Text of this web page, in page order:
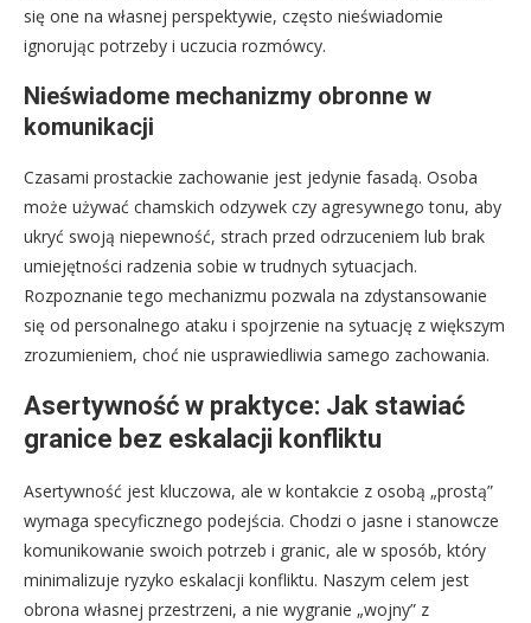
się one na własnej perspektywie, często nieświadomie
ignorując potrzeby i uczucia rozmówcy.
Nieświadome mechanizmy obronne w
komunikacji
Czasami prostackie zachowanie jest jedynie fasadą. Osoba
może używać chamskich odzywek czy agresywnego tonu, aby
ukryć swoją niepewność, strach przed odrzuceniem lub brak
umiejętności radzenia sobie w trudnych sytuacjach.
Rozpoznanie tego mechanizmu pozwala na zdystansowanie
się od personalnego ataku i spojrzenie na sytuację z większym
zrozumieniem, choć nie usprawiedliwia samego zachowania.
Asertywność w praktyce: Jak stawiać
granice bez eskalacji konfliktu
Asertywność jest kluczowa, ale w kontakcie z osobą „prostą”
wymaga specyficznego podejścia. Chodzi o jasne i stanowcze
komunikowanie swoich potrzeb i granic, ale w sposób, który
minimalizuje ryzyko eskalacji konfliktu. Naszym celem jest
obrona własnej przestrzeni, a nie wygranie „wojny” z